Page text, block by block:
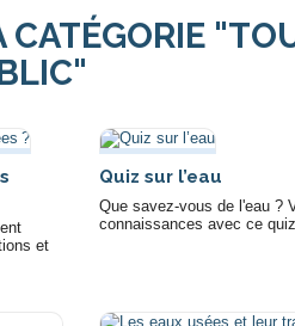
CATÉGORIE
et
Quiz sur l’eau
Que savez-vous de l'eau ?
connaissances avec ce